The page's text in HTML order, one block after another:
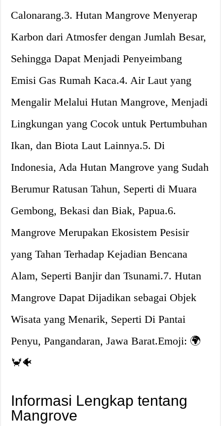
Calonarang.3. Hutan Mangrove Menyerap
Karbon dari Atmosfer dengan Jumlah Besar,
Sehingga Dapat Menjadi Penyeimbang
Emisi Gas Rumah Kaca.4. Air Laut yang
Mengalir Melalui Hutan Mangrove, Menjadi
Lingkungan yang Cocok untuk Pertumbuhan
Ikan, dan Biota Laut Lainnya.5. Di
Indonesia, Ada Hutan Mangrove yang Sudah
Berumur Ratusan Tahun, Seperti di Muara
Gembong, Bekasi dan Biak, Papua.6.
Mangrove Merupakan Ekosistem Pesisir
yang Tahan Terhadap Kejadian Bencana
Alam, Seperti Banjir dan Tsunami.7. Hutan
Mangrove Dapat Dijadikan sebagai Objek
Wisata yang Menarik, Seperti Di Pantai
Penyu, Pangandaran, Jawa Barat.Emoji: 🌍
🦀🐠
Informasi Lengkap tentang
Mangrove